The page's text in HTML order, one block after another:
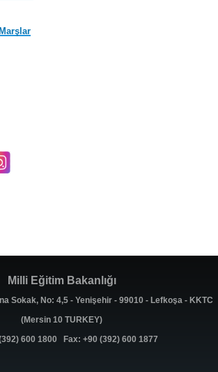
Marşlar
Milli Eğitim Bakanlığı
Sokak, No: 4,5 - Yenişehir - 99010 - Lefkoşa - KKTC
(Mersin 10 TURKEY)
600 1800 Fax: +90 (392) 600 1877